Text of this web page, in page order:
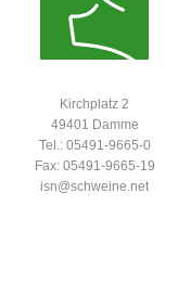
Kirchplatz 2
49401 Damme
Tel.: 05491-9665-0
Fax: 05491-9665-19
isn@schweine.net